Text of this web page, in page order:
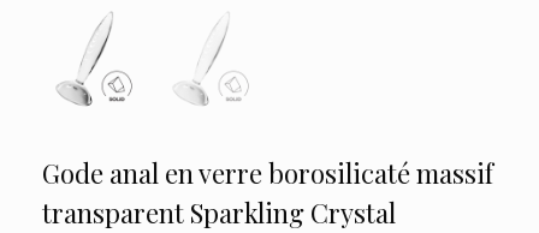
Gode anal en verre borosilicaté massif
transparent Sparkling Crystal